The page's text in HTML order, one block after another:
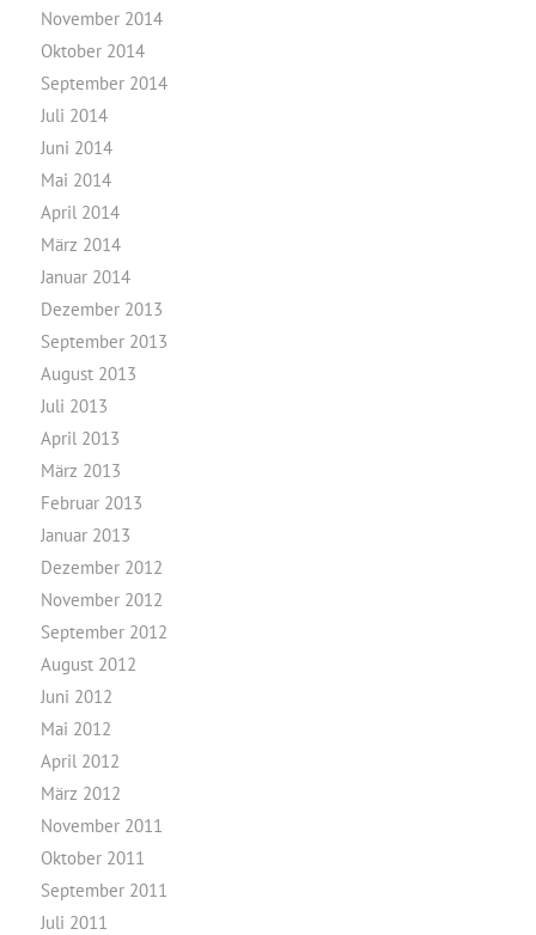
November 2014
Oktober 2014
September 2014
Juli 2014
Juni 2014
Mai 2014
April 2014
März 2014
Januar 2014
Dezember 2013
September 2013
August 2013
Juli 2013
April 2013
März 2013
Februar 2013
Januar 2013
Dezember 2012
November 2012
September 2012
August 2012
Juni 2012
Mai 2012
April 2012
März 2012
November 2011
Oktober 2011
September 2011
Juli 2011